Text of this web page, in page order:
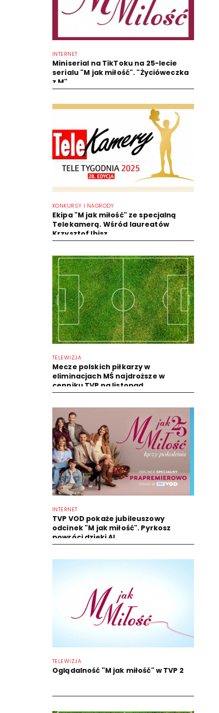
INTERNET
Miniserial na TikToku na 25-lecie
serialu "M jak miłość". "Życióweczka
z M"
KONKURSY I NAGRODY
Ekipa "M jak miłość" ze specjalną
Telekamerą. Wśród laureatów
Krzysztof Ibisz
TELEWIZJA
Mecze polskich piłkarzy w
eliminacjach MŚ najdroższe w
cenniku TVP na listopad
INTERNET
TVP VOD pokaże jubileuszowy
odcinek "M jak miłość". Pyrkosz
powróci dzięki AI
TELEWIZJA
Oglądalność "M jak miłość" w TVP 2